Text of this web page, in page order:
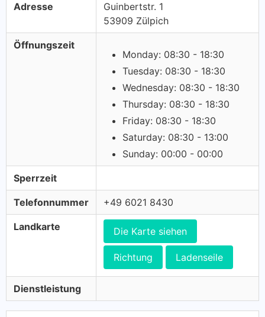
Adresse
Guinbertstr. 1
53909 Zülpich
Öffnungszeit
Monday: 08:30 - 18:30
Tuesday: 08:30 - 18:30
Wednesday: 08:30 - 18:30
Thursday: 08:30 - 18:30
Friday: 08:30 - 18:30
Saturday: 08:30 - 13:00
Sunday: 00:00 - 00:00
Sperrzeit
Telefonnummer +49 6021 8430
Landkarte Die Karte siehen
Richtung Ladenseile
Dienstleistung